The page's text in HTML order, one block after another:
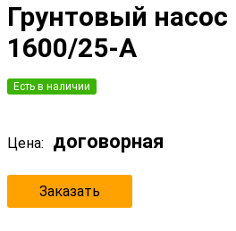
Грунтовый насос
1600/25-А
Есть в наличии
Цена: договорная
Заказать